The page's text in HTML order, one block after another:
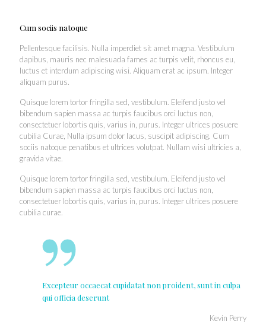
Cum sociis natoque
Pellentesque facilisis. Nulla imperdiet sit amet magna. Vestibulum
dapibus, mauris nec malesuada fames ac turpis velit, rhoncus eu,
luctus et interdum adipiscing wisi. Aliquam erat ac ipsum. Integer
aliquam purus.
Quisque lorem tortor fringilla sed, vestibulum. Eleifend justo vel
bibendum sapien massa ac turpis faucibus orci luctus non,
consectetuer lobortis quis, varius in, purus. Integer ultrices posuere
cubilia Curae, Nulla ipsum dolor lacus, suscipit adipiscing. Cum
sociis natoque penatibus et ultrices volutpat. Nullam wisi ultricies a,
gravida vitae.
Quisque lorem tortor fringilla sed, vestibulum. Eleifend justo vel
bibendum sapien massa ac turpis faucibus orci luctus non,
consectetuer lobortis quis, varius in, purus. Integer ultrices posuere
cubilia curae.
Excepteur occaecat cupidatat non proident, sunt in culpa
qui officia deserunt
Kevin Perry